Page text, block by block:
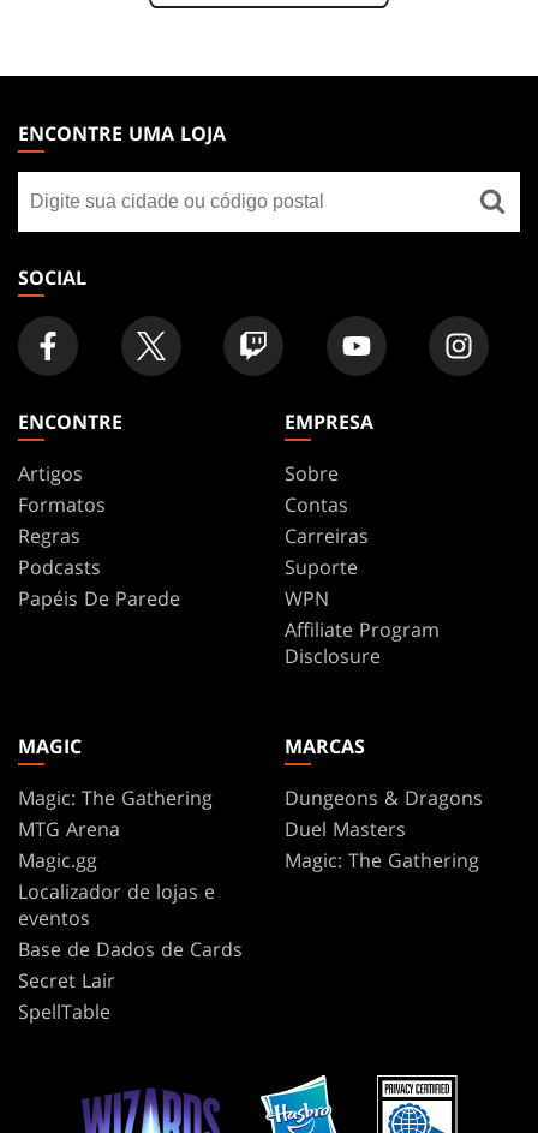
THE
GATHERING
FOOTER
ENCONTRE UMA LOJA
uma
loja
SOCIAL
ENCONTRE
Artigos
Formatos
Regras
Podcasts
Papéis De Parede
EMPRESA
Sobre
Contas
Carreiras
Suporte
WPN
Affiliate Program
Disclosure
MAGIC
Magic: The Gathering
MTG Arena
Magic.gg
Localizador de lojas e
eventos
Base de Dados de Cards
Secret Lair
SpellTable
MARCAS
Dungeons & Dragons
Duel Masters
Magic: The Gathering